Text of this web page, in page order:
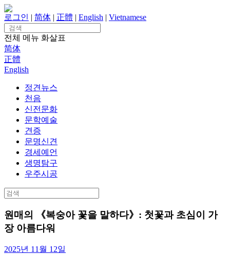
Skip
to
content
로그인 | 简体 | 正體 | English | Vietnamese
Search
for:
전체 메뉴 화살표
简体
正體
English
정견뉴스
천음
신전문화
문학예술
견증
문명신견
경세예언
생명탐구
우주시공
Search
for:
원매의 《복숭아 꽃을 말하다》: 첫꽃과 초심이 가
장 아름다워
2025년 11월 12일